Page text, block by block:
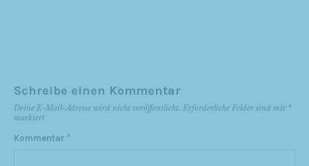
Schreibe einen Kommentar
Deine E-Mail-Adresse wird nicht veröffentlicht. Erforderliche Felder sind mit *
markiert
Kommentar *